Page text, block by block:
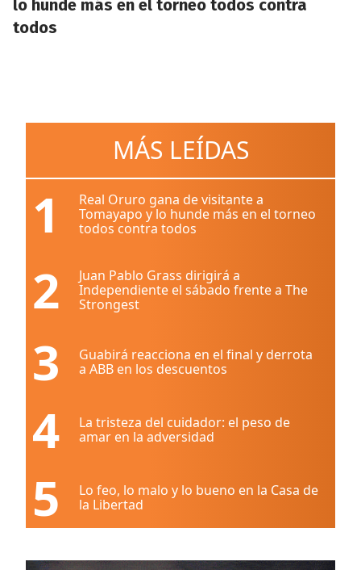
lo hunde más en el torneo todos contra
todos
MÁS LEÍDAS
1
Real Oruro gana de visitante a
Tomayapo y lo hunde más en el torneo
todos contra todos
2
Juan Pablo Grass dirigirá a
Independiente el sábado frente a The
Strongest
3
Guabirá reacciona en el final y derrota
a ABB en los descuentos
4
La tristeza del cuidador: el peso de
amar en la adversidad
5
Lo feo, lo malo y lo bueno en la Casa de
la Libertad